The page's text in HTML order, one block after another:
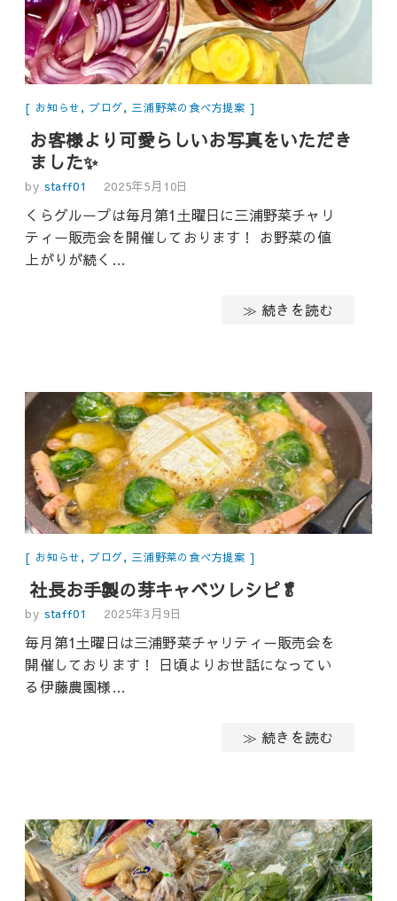
お知らせ, ブログ, 三浦野菜の食べ方提案
お客様より可愛らしいお写真をいただき
ました✨
by staff01 2025年5月10日
くらグループは毎月第1土曜日に三浦野菜チャリ
ティー販売会を開催しております！ お野菜の値
上がりが続く…
≫ 続きを読む
お知らせ, ブログ, 三浦野菜の食べ方提案
社長お手製の芽キャベツレシピ🥬
by staff01 2025年3月9日
毎月第1土曜日は三浦野菜チャリティー販売会を
開催しております！ 日頃よりお世話になってい
る伊藤農園様…
≫ 続きを読む